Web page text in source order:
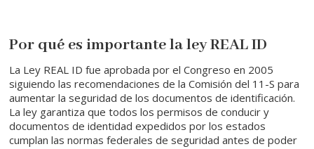
Por qué es importante la ley REAL ID
La Ley REAL ID fue aprobada por el Congreso en 2005
siguiendo las recomendaciones de la Comisión del 11-S para
aumentar la seguridad de los documentos de identificación.
La ley garantiza que todos los permisos de conducir y
documentos de identidad expedidos por los estados
cumplan las normas federales de seguridad antes de poder